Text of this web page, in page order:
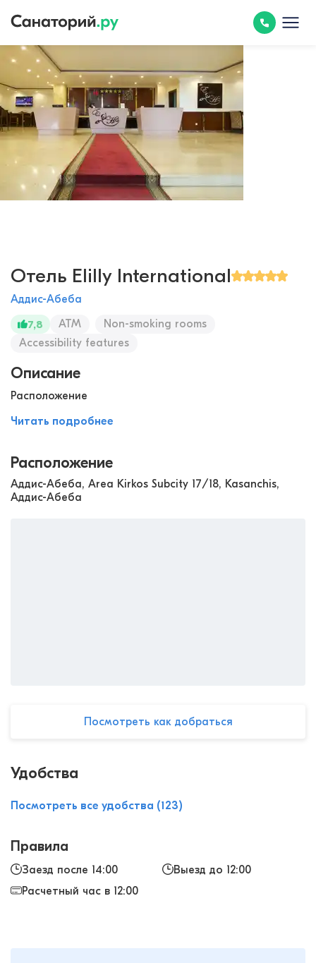
Отель Elilly International
Аддис-Абеба
7,8
ATM
Non-smoking rooms
Accessibility features
Описание
Расположение
Читать подробнее
Расположение
Аддис-Абеба, Area Kirkos Subcity 17/18, Kasanchis,
Аддис-Абеба
Посмотреть как добраться
Удобства
Посмотреть все удобства (123)
Правила
Заезд после 14:00
Выезд до 12:00
Расчетный час в 12:00